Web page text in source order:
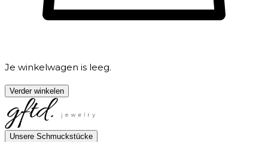
Je winkelwagen is leeg.
Verder winkelen
Unsere Schmuckstücke